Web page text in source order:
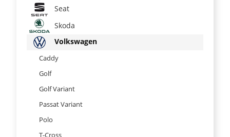
Seat
Skoda
Volkswagen
Caddy
Golf
Golf Variant
Passat Variant
Polo
T-Cross